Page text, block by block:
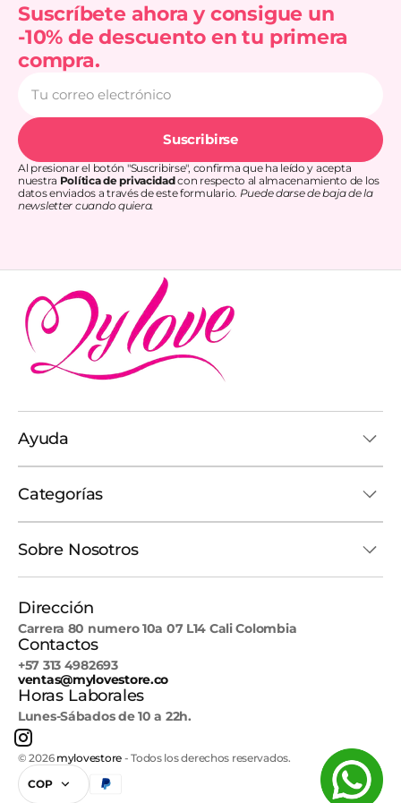
Suscríbete ahora y consigue un
-10% de descuento en tu primera
compra.
correo
electrónico
Suscribirse
Al presionar el botón "Suscribirse", confirma que ha leído y acepta
nuestra Política de privacidadcon respecto al almacenamiento de los
datos enviados a través de este formulario. Puede darse de baja de la
newsletter cuando quiera.
Ayuda
Categorías
Sobre Nosotros
Dirección
Carrera 80 numero 10a 07 L14 Cali Colombia
Contactos
+57 313 4982693
ventas@mylovestore.co
Horas Laborales
Lunes-Sábados de 10 a 22h.
Instagram
© 2026 mylovestore-Todos los derechos reservados.
COP